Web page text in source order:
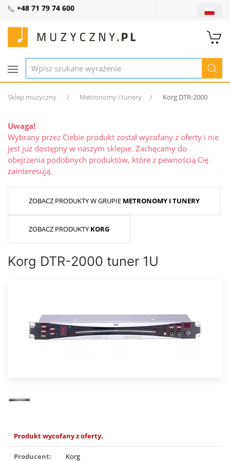
+48 71 79 74 600
Sklep muzyczny Metronomy i tunery Korg DTR-2000
Uwaga!
Wybrany przez Ciebie produkt został wycofany z oferty i nie
jest już dostępny w naszym sklepie. Zachęcamy do
obejrzenia podobnych produktów, które z pewnością Cię
zainteresują.
ZOBACZ PRODUKTY W GRUPIE METRONOMY I TUNERY
ZOBACZ PRODUKTY KORG
Korg DTR-2000 tuner 1U
Produkt wycofany z oferty.
Producent: Korg